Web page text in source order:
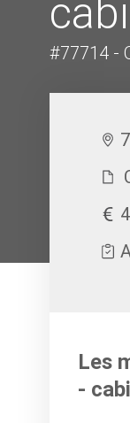
#77714-
Les
-